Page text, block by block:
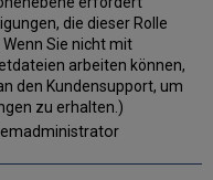
die dieser Rolle
Sie nicht mit
arbeiten können,
den Kundensupport, um
zu erhalten.)